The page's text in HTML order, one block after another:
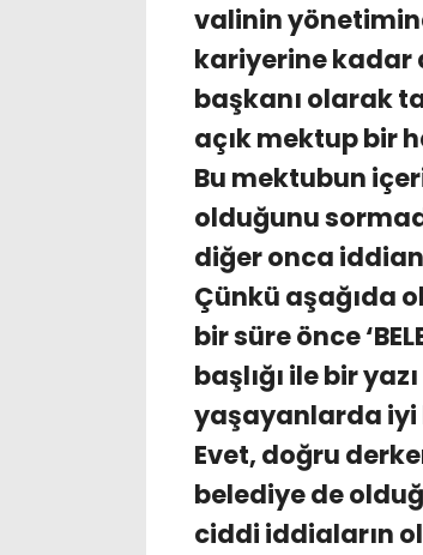
valinin
kariyerine kadar
başkanı olarak
açık mektup bir
Bu mektubun
olduğunu
diğer onca
Çünkü aşağıda
bir süre önce
başlığı ile bir
yaşayanlarda
Evet, doğru
belediye de
ciddi iddiaların